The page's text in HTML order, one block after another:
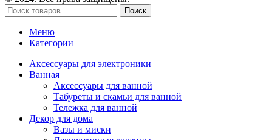
Поиск
Меню
Категории
Аксессуары для электроники
Ванная
Аксессуары для ванной
Табуреты и скамьи для ванной
Тележка для ванной
Декор для дома
Вазы и миски